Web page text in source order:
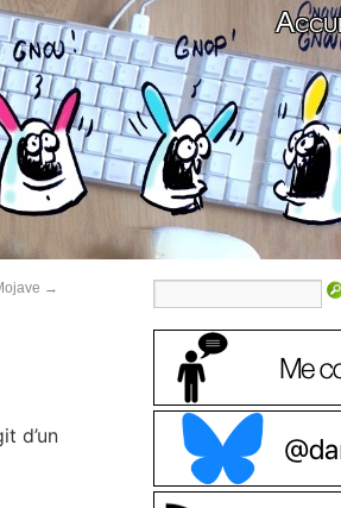
→
d’un